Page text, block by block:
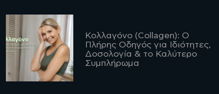
Κολλαγόνο (Collagen): Ο
Πλήρης Οδηγός για Ιδιότητες,
Δοσολογία & το Καλύτερο
Συμπλήρωμα